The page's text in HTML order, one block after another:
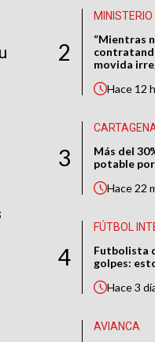
2
“Mientras
movida
Hace 12
3
Más del
potable
Hace22
4
FÚTBOL
Futbolista
golpes:
Hace3
AVIANCA